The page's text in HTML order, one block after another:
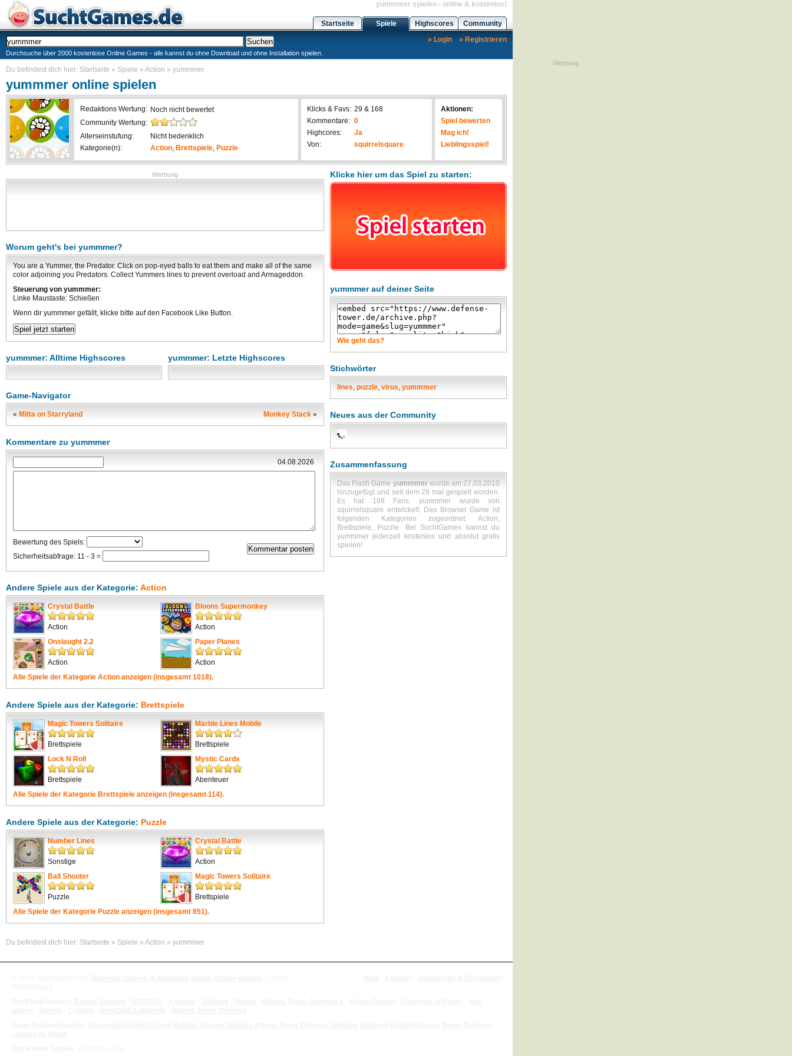
yummmer spielen - online & kostenlos!
Startseite Spiele Highscores
Community
» Login
» Registrieren
Durchsuche über 2000 kostenlose Online Games - alle kannst du ohne Download und ohne Installation spielen.
Du befindest dich hier: Startseite » Spiele » Action » yummmer
yummmer online spielen
Redaktions Wertung: Noch nicht bewertet
Community Wertung:
Alterseinstufung:
Nicht bedenklich
Kategorie(n):
Action, Brettspiele, Puzzle
Klicks & Favs: 29 & 168
Kommentare: 0
Highcores:
Ja
Von:
squirrelsquare
Aktionen:
Spiel bewerten
Mag ich!
Lieblingsspiel!
Werbung
Worum geht's bei yummmer?
You are a Yummer, the Predator. Click on pop-eyed balls to eat them and make all of the same
color adjoining you Predators. Collect Yummers lines to prevent overload and Armageddon.
Steuerung von yummmer:
Linke Maustaste: Schießen
Wenn dir yummmer gefällt, klicke bitte auf den Facebook Like Button.
yummmer: Alltime Highscores yummmer: Letzte Highscores
Game-Navigator
Monkey Stack »
« Mitta on Starryland
Kommentare zu yummmer
04.08.2026
Bewertung des Spiels:
Sicherheitsabfrage: 11 - 3 =
Andere Spiele aus der Kategorie: Action
Crystal Battle
Action
Bloons Supermonkey
Action
Onslaught 2.2
Action
Paper Planes
Action
Alle Spiele der Kategorie Action anzeigen (insgesamt 1018).
Andere Spiele aus der Kategorie: Brettspiele
Magic Towers Solitaire
Brettspiele
Marble Lines Mobile
Brettspiele
Lock N Roll
Brettspiele
Mystic Cards
Abenteuer
Alle Spiele der Kategorie Brettspiele anzeigen (insgesamt 114).
Andere Spiele aus der Kategorie: Puzzle
Number Lines
Sonstige
Crystal Battle
Action
Ball Shooter
Puzzle
Magic Towers Solitaire
Brettspiele
Alle Spiele der Kategorie Puzzle anzeigen (insgesamt 851).
Klicke hier um das Spiel zu starten:
yummmer auf deiner Seite
Wie geht das?
Stichwörter
lines, puzzle, virus, yummmer
Neues aus der Community
Zusammenfassung
Das Flash Game yummmerwurde am 27.03.2010
hinzugefügt und seit dem 28 mal gespielt worden.
Es hat 168 Fans. yummmer wurde von
squirrelsquare entwickelt. Das Browser Game ist
folgenden Kategorien zugeordnet: Action,
Brettspiele, Puzzle. Bei SuchtGames kannst du
yummmer jederzeit kostenlos und absolut gratis
spielen!
Du befindest dich hier: Startseite » Spiele » Action » yummmer
Werbung